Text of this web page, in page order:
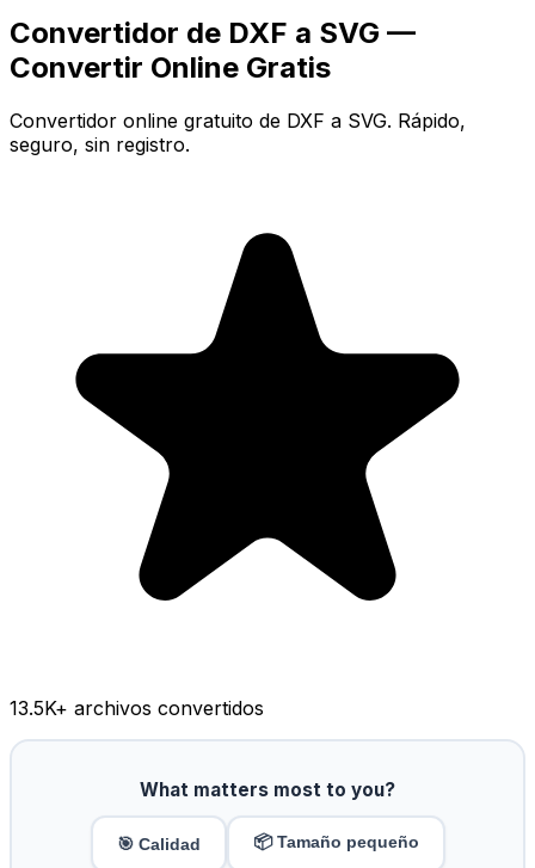
Convertidor de DXF a SVG —
Convertir Online Gratis
Convertidor online gratuito de DXF a SVG. Rápido,
seguro, sin registro.
13.5K+ archivos convertidos
What matters most to you?
🎯 Calidad 📦 Tamaño pequeño